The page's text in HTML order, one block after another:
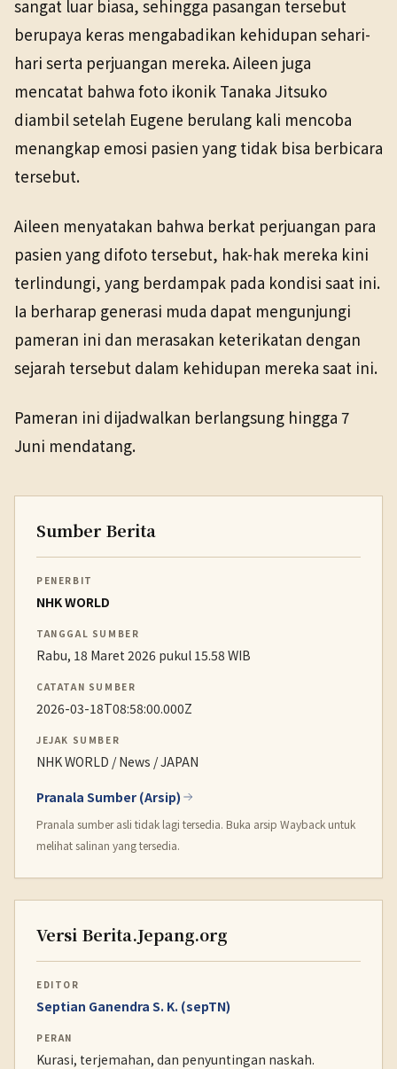
sangat luar biasa, sehingga pasangan tersebut
berupaya keras mengabadikan kehidupan sehari-
hari serta perjuangan mereka. Aileen juga
mencatat bahwa foto ikonik Tanaka Jitsuko
diambil setelah Eugene berulang kali mencoba
menangkap emosi pasien yang tidak bisa berbicara
tersebut.
Aileen menyatakan bahwa berkat perjuangan para
pasien yang difoto tersebut, hak-hak mereka kini
terlindungi, yang berdampak pada kondisi saat ini.
Ia berharap generasi muda dapat mengunjungi
pameran ini dan merasakan keterikatan dengan
sejarah tersebut dalam kehidupan mereka saat ini.
Pameran ini dijadwalkan berlangsung hingga 7
Juni mendatang.
Sumber Berita
PENERBIT
NHK WORLD
TANGGAL SUMBER
Rabu, 18 Maret 2026 pukul 15.58 WIB
CATATAN SUMBER
2026-03-18T08:58:00.000Z
JEJAK SUMBER
NHK WORLD / News / JAPAN
Pranala Sumber (Arsip)
Pranala sumber asli tidak lagi tersedia. Buka arsip Wayback untuk
melihat salinan yang tersedia.
Versi Berita.Jepang.org
EDITOR
Septian Ganendra S. K. (sepTN)
PERAN
Kurasi, terjemahan, dan penyuntingan naskah.